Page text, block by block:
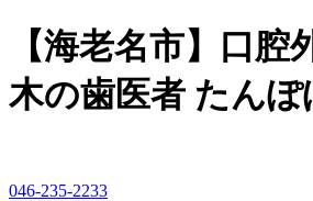
【海老名市】口
木の歯医者 たんぽ
046-235-2233